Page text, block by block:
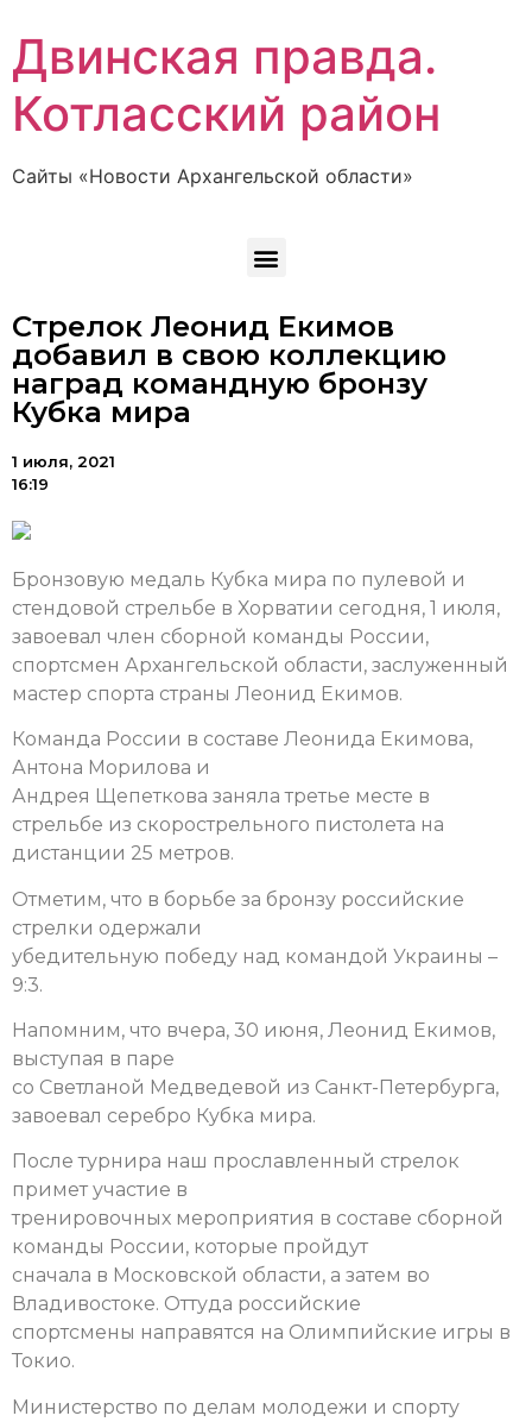
Двинская правда.
Котласский район
Сайты «Новости Архангельской области»
Стрелок Леонид Екимов
добавил в свою коллекцию
наград командную бронзу
Кубка мира
1 июля, 2021
16:19
Бронзовую медаль Кубка мира по пулевой и
стендовой стрельбе в Хорватии сегодня, 1 июля,
завоевал член сборной команды России,
спортсмен Архангельской области, заслуженный
мастер спорта страны Леонид Екимов.
Команда России в составе Леонида Екимова,
Антона Морилова и
Андрея Щепеткова заняла третье месте в
стрельбе из скорострельного пистолета на
дистанции 25 метров.
Отметим, что в борьбе за бронзу российские
стрелки одержали
убедительную победу над командой Украины –
9:3.
Напомним, что вчера, 30 июня, Леонид Екимов,
выступая в паре
со Светланой Медведевой из Санкт-Петербурга,
завоевал серебро Кубка мира.
После турнира наш прославленный стрелок
примет участие в
тренировочных мероприятия в составе сборной
команды России, которые пройдут
сначала в Московской области, а затем во
Владивостоке. Оттуда российские
спортсмены направятся на Олимпийские игры в
Токио.
Министерство по делам молодежи и спорту